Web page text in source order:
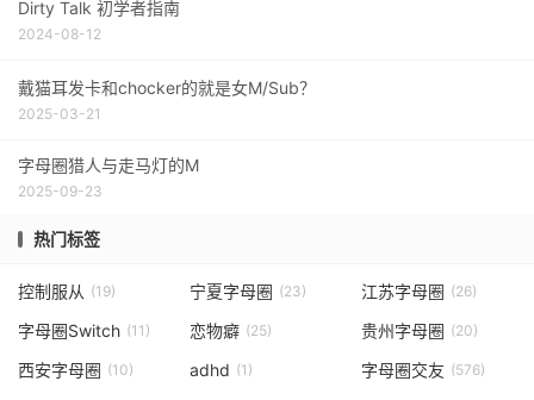
Dirty Talk 初学者指南
2024-08-12
戴猫耳发卡和chocker的就是女M/Sub？
2025-03-21
字母圈猎人与走马灯的M
2025-09-23
热门标签
控制服从 (19) 宁夏字母圈 (23) 江苏字母圈 (26)
字母圈Switch (11) 恋物癖 (25) 贵州字母圈 (20)
西安字母圈 (10) adhd (1) 字母圈交友 (576)